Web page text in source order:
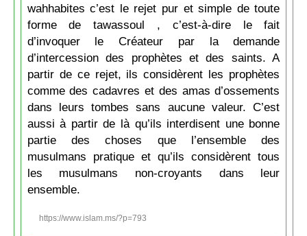
wahhabites c’est le rejet pur et simple de toute
forme de tawassoul , c’est-à-dire le fait
d’invoquer le Créateur par la demande
d’intercession des prophètes et des saints. A
partir de ce rejet, ils considèrent les prophètes
comme des cadavres et des amas d’ossements
dans leurs tombes sans aucune valeur. C’est
aussi à partir de là qu’ils interdisent une bonne
partie des choses que l’ensemble des
musulmans pratique et qu’ils considèrent tous
les musulmans non-croyants dans leur
ensemble.
https://www.islam.ms/?p=793